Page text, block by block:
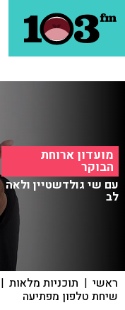
מועדון ארוחת
הבוקר
עם שי גולדשטיין ולאה
לב
ראשי | תוכניות מלאות |
שיחת טלפון מפתיעה